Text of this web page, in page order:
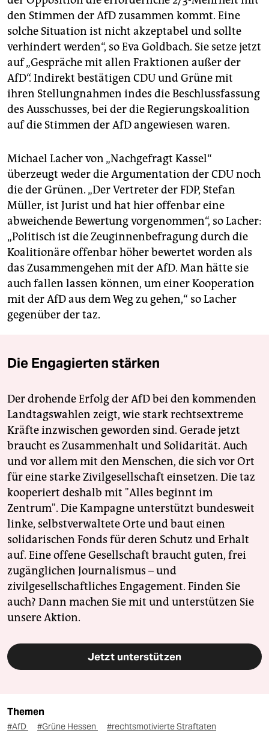
den Stimmen der AfD zusammen kommt. Eine
solche Situation ist nicht akzeptabel und sollte
verhindert werden“, so Eva Goldbach. Sie setze jetzt
auf „Gespräche mit allen Fraktionen außer der
AfD“. Indirekt bestätigen CDU und Grüne mit
ihren Stellungnahmen indes die Beschlussfassung
des Ausschusses, bei der die Regierungskoalition
auf die Stimmen der AfD angewiesen waren.
Michael Lacher von „Nachgefragt Kassel“
überzeugt weder die Argumentation der CDU noch
die der Grünen. „Der Vertreter der FDP, Stefan
Müller, ist Jurist und hat hier offenbar eine
abweichende Bewertung vorgenommen“, so Lacher:
„Politisch ist die Zeuginnenbefragung durch die
Koalitionäre offenbar höher bewertet worden als
das Zusammengehen mit der AfD. Man hätte sie
auch fallen lassen können, um einer Kooperation
mit der AfD aus dem Weg zu gehen,“ so Lacher
gegenüber der taz.
Die Engagierten stärken
Der drohende Erfolg der AfD bei den kommenden
Landtagswahlen zeigt, wie stark rechtsextreme
Kräfte inzwischen geworden sind. Gerade jetzt
braucht es Zusammenhalt und Solidarität. Auch
und vor allem mit den Menschen, die sich vor Ort
für eine starke Zivilgesellschaft einsetzen. Die taz
kooperiert deshalb mit "Alles beginnt im
Zentrum". Die Kampagne unterstützt bundesweit
linke, selbstverwaltete Orte und baut einen
solidarischen Fonds für deren Schutz und Erhalt
auf. Eine offene Gesellschaft braucht guten, frei
zugänglichen Journalismus – und
zivilgesellschaftliches Engagement. Finden Sie
auch? Dann machen Sie mit und unterstützen Sie
unsere Aktion.
Jetzt unterstützen
Themen
#AfD #Grüne Hessen
#rechtsmotivierte Straftaten